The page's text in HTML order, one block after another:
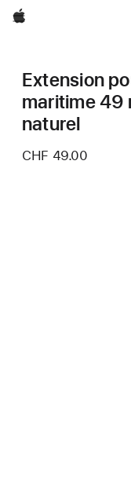
Apple
Extension
maritime 49
naturel
CHF 49.00